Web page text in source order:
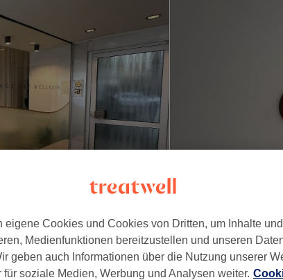
eigene Cookies und Cookies von Dritten, um Inhalte
Medienfunktionen bereitzustellen und unseren
geben auch Informationen über die Nutzung unserer
für soziale Medien, Werbung und Analysen weiter.